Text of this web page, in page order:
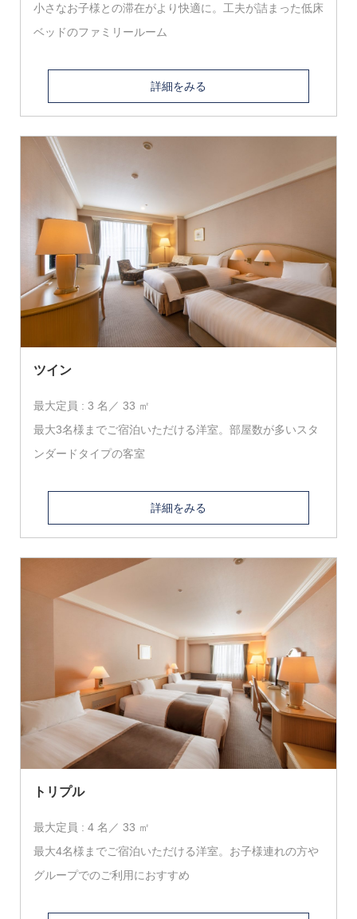
小さなお子様との滞在がより快適に。工夫が詰まった低床
ベッドのファミリールーム
詳細をみる
ツイン
最大定員 : 3 名／ 33 ㎡
最大3名様までご宿泊いただける洋室。部屋数が多いスタ
ンダードタイプの客室
詳細をみる
トリプル
最大定員 : 4 名／ 33 ㎡
最大4名様までご宿泊いただける洋室。お子様連れの方や
グループでのご利用におすすめ